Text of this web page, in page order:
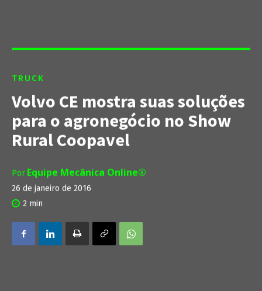
TRUCK
Volvo CE mostra suas soluções
para o agronegócio no Show
Rural Coopavel
Por Equipe Mecânica Online®
26 de janeiro de 2016
2 min